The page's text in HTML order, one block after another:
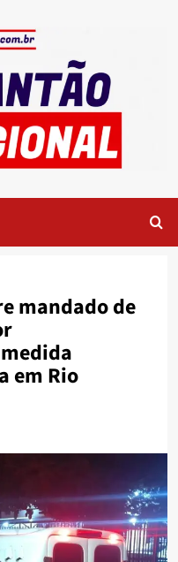
mandado de
em Rio